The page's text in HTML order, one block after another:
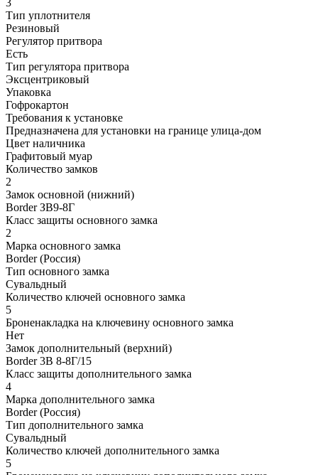
Тип уплотнителя
Резиновый
Регулятор притвора
Есть
Тип регулятора притвора
Эксцентриковый
Упаковка
Гофрокартон
Требования к установке
Предназначена для установки на границе улица-дом
Цвет наличника
Графитовый муар
Количество замков
2
Замок основной (нижний)
Border ЗВ9-8Г
Класс защиты основного замка
2
Марка основного замка
Border (Россия)
Тип основного замка
Сувальдный
Количество ключей основного замка
5
Броненакладка на ключевину основного замка
Нет
Замок дополнительный (верхний)
Border 3В 8-8Г/15
Класс защиты дополнительного замка
4
Марка дополнительного замка
Border (Россия)
Тип дополнительного замка
Сувальдный
Количество ключей дополнительного замка
5